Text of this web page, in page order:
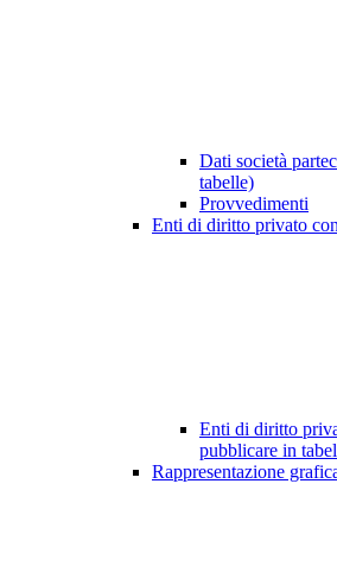
Dati società
tabelle)
Provvedimenti
Enti di diritto privato
Enti di diritto
pubblicare in
Rappresentazione